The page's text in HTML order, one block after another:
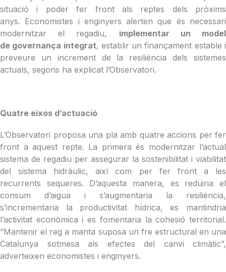
situació i poder fer front als reptes dels pròxims
anys. Economistes i enginyers alerten que és necessari
modernitzar el regadiu, implementar un model
de governança integrat, establir un finançament estable i
preveure un increment de la resiliència dels sistemes
actuals, segons ha explicat l’Observatori.
Quatre eixos d’actuació
L’Observatori proposa una pla amb quatre accions per fer
front a aquest repte. La primera és modernitzar l’actual
sistema de regadiu per assegurar la sostenibilitat i viabilitat
del sistema hidràulic, així com per fer front a les
recurrents sequeres. D’aquesta manera, es reduiria el
consum d’aigua i s’augmentaria la resiliència,
s’incrementaria la productivitat hídrica, es mantindria
l’activitat econòmica i es fomentaria la cohesió territorial.
“Mantenir el reg a manta suposa un fre estructural en una
Catalunya sotmesa als efectes del canvi climàtic”,
adverteixen economistes i enginyers.